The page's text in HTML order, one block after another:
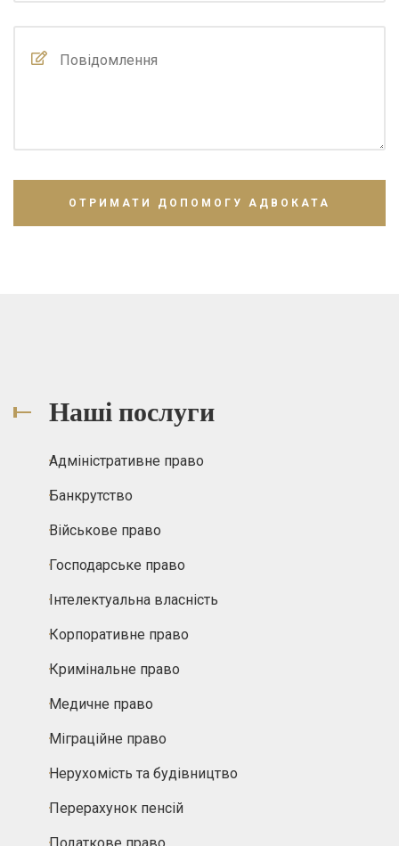
Наші послуги
Адміністративне право
Банкрутство
Військове право
Господарське право
Інтелектуальна власність
Корпоративне право
Кримінальне право
Медичне право
Міграційне право
Нерухомість та будівництво
Перерахунок пенсій
Податкове право